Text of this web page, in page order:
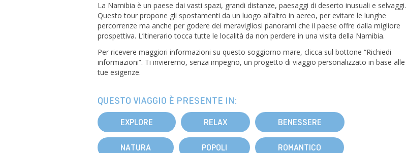
La Namibia è un paese dai vasti spazi, grandi distanze, paesaggi di deserto inusuali e selvaggi.
Questo tour propone gli spostamenti da un luogo all’altro in aereo, per evitare le lunghe
percorrenze ma anche per godere dei meravigliosi panorami che il paese offre dalla migliore
prospettiva. L’itinerario tocca tutte le località da non perdere in una visita della Namibia.
Per ricevere maggiori informazioni su questo soggiorno mare, clicca sul bottone “Richiedi
informazioni”. Ti invieremo, senza impegno, un progetto di viaggio personalizzato in base alle
tue esigenze.
QUESTO VIAGGIO È PRESENTE IN:
EXPLORE RELAX BENESSERE
NATURA POPOLI ROMANTICO